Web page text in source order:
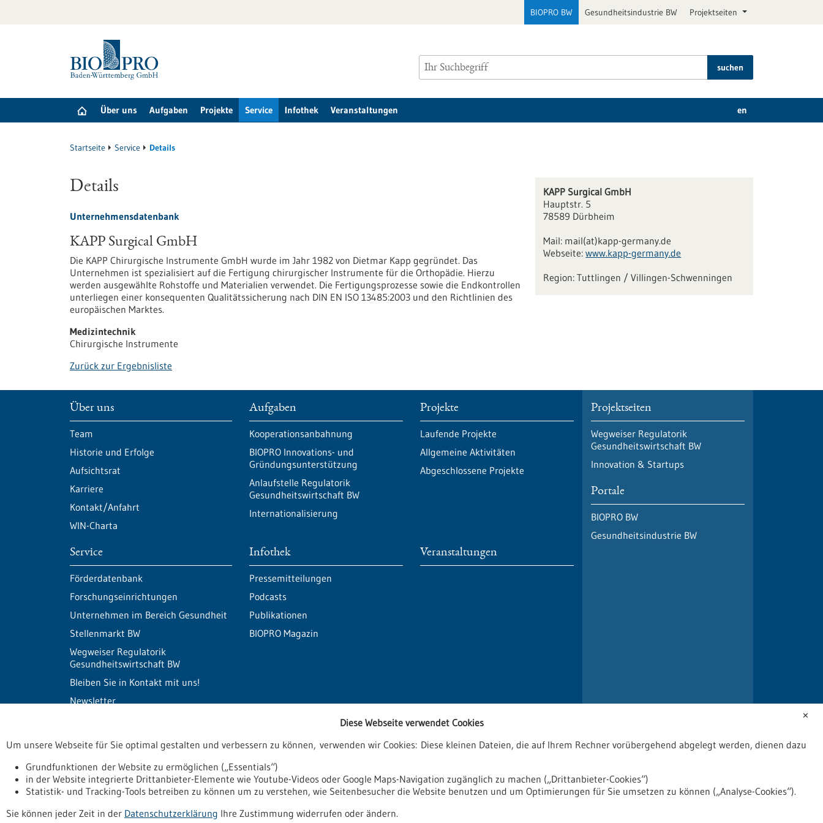
BIOPRO BW Gesundheitsindustrie BW Projektseiten
suchen
Über uns Aufgaben Projekte Service Infothek Veranstaltungen en
Startseite Service Details
Details
Unternehmensdatenbank
KAPP Surgical GmbH
Die KAPP Chirurgische Instrumente GmbH wurde im Jahr 1982 von Dietmar Kapp gegründet. Das
Unternehmen ist spezialisiert auf die Fertigung chirurgischer Instrumente für die Orthopädie. Hierzu
werden ausgewählte Rohstoffe und Materialien verwendet. Die Fertigungsprozesse sowie die Endkontrollen
unterliegen einer konsequenten Qualitätssicherung nach DIN EN ISO 13485:2003 und den Richtlinien des
europäischen Marktes.
Medizintechnik
Chirurgische Instrumente
Zurück zur Ergebnisliste
KAPP Surgical GmbH
Hauptstr. 5
78589 Dürbheim
Mail: mail(at)kapp-germany.de
Webseite: www.kapp-germany.de
Tuttlingen / Villingen-Schwenningen
Über uns
Team
Historie und Erfolge
Aufsichtsrat
Karriere
Kontakt/Anfahrt
WIN-Charta
Aufgaben
Kooperationsanbahnung
BIOPRO Innovations- und
Gründungsunterstützung
Anlaufstelle Regulatorik
Gesundheitswirtschaft BW
Internationalisierung
Projekte
Laufende Projekte
Allgemeine Aktivitäten
Abgeschlossene Projekte
Service
Förderdatenbank
Forschungseinrichtungen
Unternehmen im Bereich Gesundheit
Stellenmarkt BW
Wegweiser Regulatorik
Gesundheitswirtschaft BW
Bleiben Sie in Kontakt mit uns!
Newsletter
Infothek
Pressemitteilungen
Podcasts
Publikationen
BIOPRO Magazin
Veranstaltungen
Projektseiten
Wegweiser Regulatorik
Gesundheitswirtschaft BW
Innovation & Startups
Portale
BIOPRO BW
Gesundheitsindustrie BW
Informiert bleiben Newsletter abonnieren
✕
Diese Webseite verwendet Cookies
Um unsere Webseite für Sie optimal gestalten und verbessern zu können, verwenden wir Cookies: Diese kleinen Dateien, die auf Ihrem Rechner vorübergehend abgelegt werden, dienen dazu
Grundfunktionen der Website zu ermöglichen („Essentials“)
in der Website integrierte Drittanbieter-Elemente wie Youtube-Videos oder Google Maps-Navigation zugänglich zu machen („Drittanbieter-Cookies“)
Statistik- und Tracking-Tools betreiben zu können um zu verstehen, wie Seitenbesucher die Website benutzen und um Optimierungen für Sie umsetzen zu können („Analyse-Cookies“).
Sie können jeder Zeit in der Datenschutzerklärung Ihre Zustimmung widerrufen oder ändern.